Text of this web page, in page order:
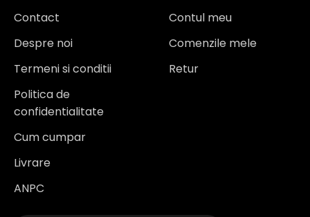
Contact
Despre noi
Termeni si conditii
Politica de
confidentialitate
Cum cumpar
Livrare
ANPC
Contul meu
Comenzile mele
Retur